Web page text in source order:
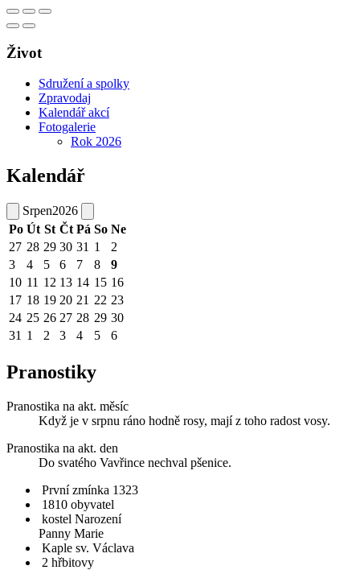
Život
Sdružení a spolky
Zpravodaj
Kalendář akcí
Fotogalerie
Rok 2026
Kalendář
Srpen2026
Po Út St Čt Pá So Ne
27 28 29 30 31 1
2
3
4 5 6 7 8
9
10 11 12 13 14 15 16
17 18 19 20 21 22 23
24 25 26 27 28 29 30
31 1 2 3 4 5 6
Pranostiky
Pranostika na akt. měsíc
Když je v srpnu ráno hodně rosy, mají z toho radost vosy.
Pranostika na akt. den
Do svatého Vavřince nechval pšenice.
První zmínka 1323
1810 obyvatel
kostel Narození
Panny Marie
Kaple sv. Václava
2 hřbitovy